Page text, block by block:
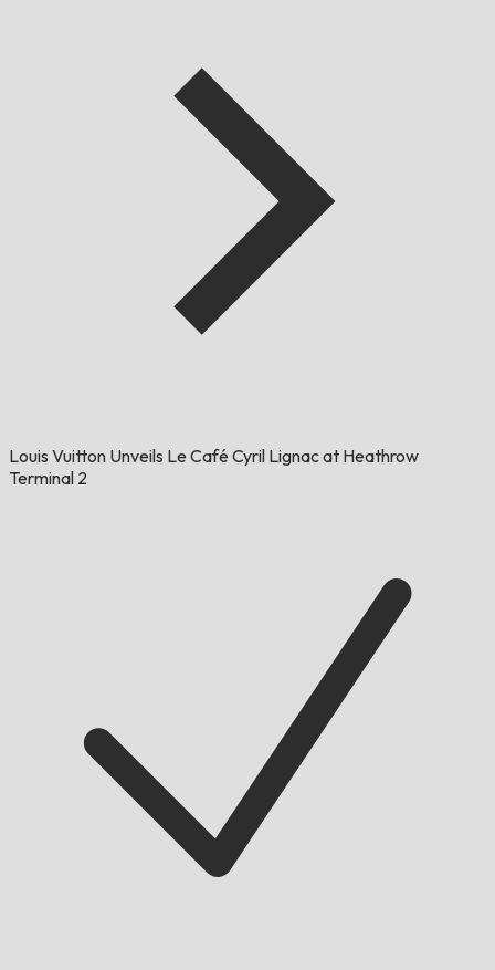
Louis Vuitton Unveils Le Café Cyril Lignac at Heathrow
Terminal 2